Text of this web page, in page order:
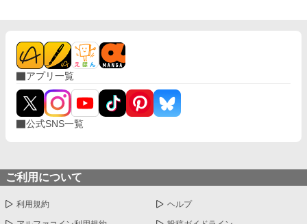
アプリ一覧
公式SNS一覧
ご利用について
利用規約 ヘルプ